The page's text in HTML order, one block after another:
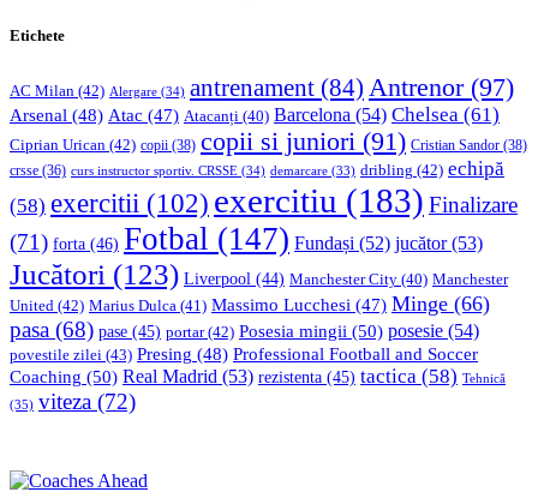
Etichete
AC Milan (42) Alergare (34) antrenament (84) Antrenor(97)
Arsenal (48) Atac (47) Atacanți (40) Barcelona (54) Chelsea (61)
Ciprian Urican (42) copii (38) copii si juniori (91) Cristian Sandor (38)
crsse (36) curs instructor sportiv. CRSSE (34) demarcare (33) dribling (42) echipă
(58) exercitii (102) exercitiu (183) Finalizare
(71) forta (46) Fotbal (147) Fundași (52) jucător(53)
Jucători (123) Liverpool (44) Manchester City (40) Manchester
United (42) Marius Dulca (41) Massimo Lucchesi (47) Minge (66)
pasa (68) pase (45) portar(42) Posesia mingii (50) posesie (54)
povestile zilei (43) Presing (48) Professional Football and Soccer
Coaching (50) Real Madrid (53) rezistenta (45) tactica (58) Tehnică
(35) viteza (72)